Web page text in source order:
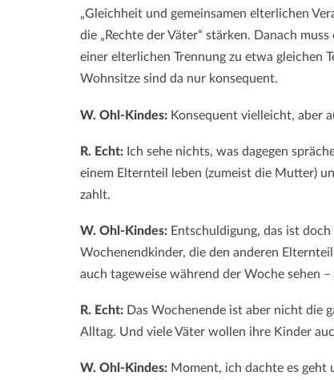
„Gleichheit und gemeinsamen elterlichen
die „Rechte der Väter“ stärken. Danach
einer elterlichen Trennung zu etwa gleichen
Wohnsitze sind da nur konsequent.
W. Ohl-Kindes: Konsequent vielleicht, aber
R. Echt: Ich sehe nichts, was dagegen
einem Elternteil leben (zumeist die Mutter)
zahlt.
W. Ohl-Kindes: Entschuldigung, das ist
Wochenendkinder, die den anderen
auch tageweise während der Woche sehen
R. Echt: Das Wochenende ist aber nicht die
Alltag. Und viele Väter wollen ihre Kinder
W. Ohl-Kindes: Moment, ich dachte es geht